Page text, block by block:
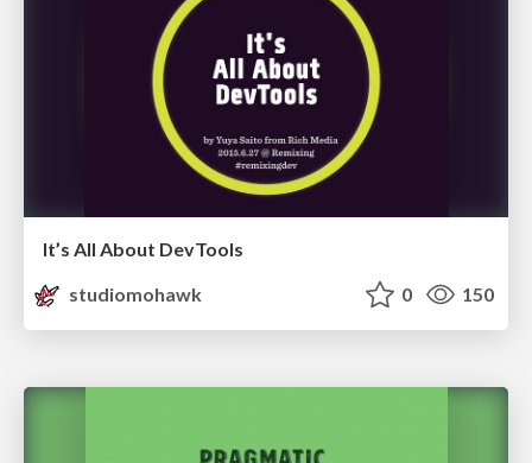
It’s All About DevTools
studiomohawk
0 150